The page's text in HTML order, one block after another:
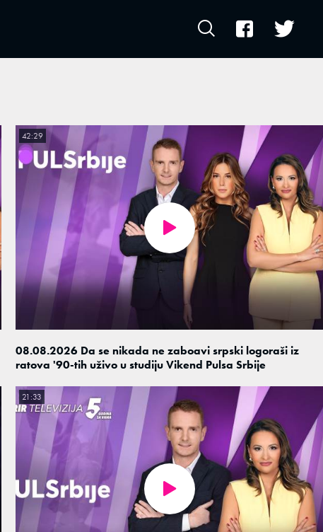
08.08.2026 Da se nikada ne zaboavi srpski logoraši iz
ratova '90-tih uživo u studiju Vikend Pulsa Srbije
42:29
21:33